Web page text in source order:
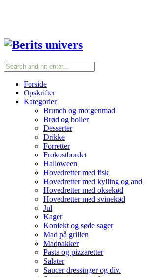
Forside
Opskrifter
Kategorier
Brunch og morgenmad
Brød og boller
Desserter
Drikke
Forretter
Frokostbordet
Halloween
Hovedretter med fisk
Hovedretter med kylling og and
Hovedretter med oksekød
Hovedretter med svinekød
Jul
Kager
Konfekt og søde sager
Mad på grillen
Madpakker
Pasta og pizzaretter
Salater
Saucer dressinger og div.